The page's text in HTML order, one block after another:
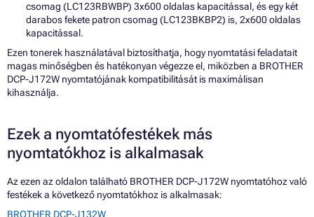
csomag (LC123RBWBP) 3x600 oldalas kapacitással, és egy két
darabos fekete patron csomag (LC123BKBP2) is, 2x600 oldalas
kapacitással.
Ezen tonerek használatával biztosíthatja, hogy nyomtatási feladatait
magas minőségben és hatékonyan végezze el, miközben a BROTHER
DCP-J172W nyomtatójának kompatibilitását is maximálisan
kihasználja.
Ezek a nyomtatófestékek más
nyomtatókhoz is alkalmasak
Az ezen az oldalon található BROTHER DCP-J172W nyomtatóhoz való
festékek a következő nyomtatókhoz is alkalmasak:
BROTHER DCP-J132W